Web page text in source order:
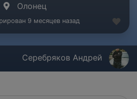
Олонец
9 месяцев назад
Серебряков Андрей